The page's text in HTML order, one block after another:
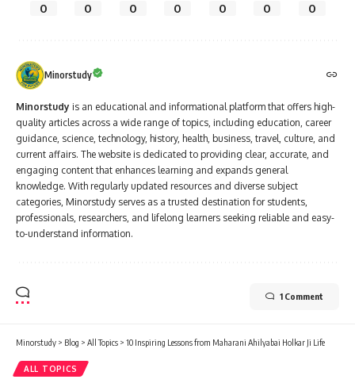
0 0 0 0 0 0 0
Minorstudy
Minorstudy is an educational and informational platform that offers high-
quality articles across a wide range of topics, including education, career
guidance, science, technology, history, health, business, travel, culture, and
current affairs. The website is dedicated to providing clear, accurate, and
engaging content that enhances learning and expands general
knowledge. With regularly updated resources and diverse subject
categories, Minorstudy serves as a trusted destination for students,
professionals, researchers, and lifelong learners seeking reliable and easy-
to-understand information.
1 Comment
Minorstudy > Blog > All Topics > 10 Inspiring Lessons from Maharani Ahilyabai Holkar Ji Life
ALL TOPICS